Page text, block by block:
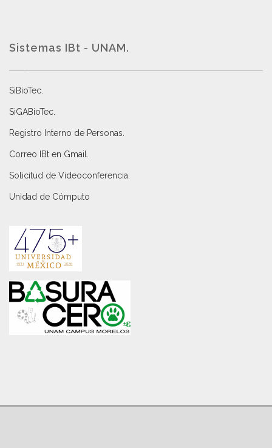
Sistemas IBt - UNAM.
SiBioTec
SiGABioTec.
Registro Interno de Personas
Correo IBt en Gmail
Solicitud de Videoconferencia.
Unidad de Cómputo